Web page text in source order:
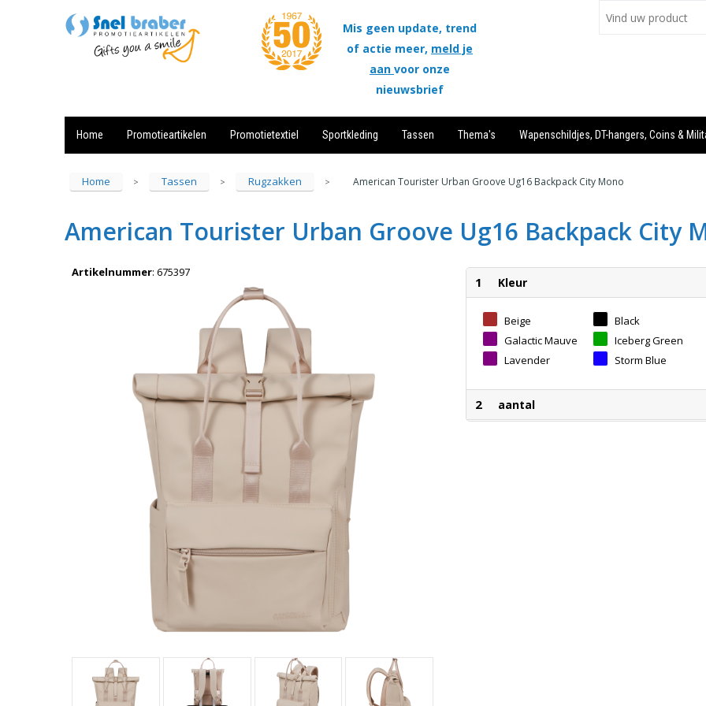
Mis geen update, trend
of actie meer, meld je
aan voor onze
nieuwsbrief
Home Promotieartikelen Promotietextiel Sportkleding Tassen Thema's Wapenschildjes, DT-hangers, Coins &
Home > Tassen > Rugzakken > American Tourister Urban Groove Ug16 Backpack City Mono
American Tourister Urban Groove Ug16 Backpack City
Artikelnummer: 675397
1 Kleur
Beige
Black
Galactic Mauve
Iceberg Green
Lavender
Storm Blue
2 aantal